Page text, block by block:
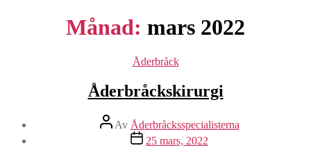
Månad: mars 2022
Kategorier
Åderbråck
Åderbråckskirurgi
Inläggsförfattare
Av Åderbråcksspecialisterna
Inläggsdatum
25 mars, 2022